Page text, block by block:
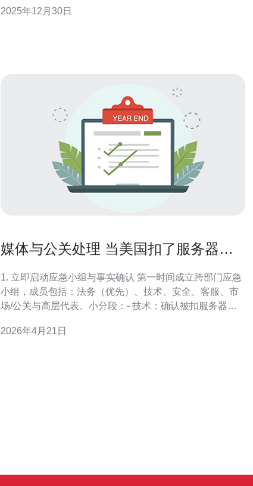
能有效提升网站的访问速度和稳定性。德讯电讯作为行业
2025年12月30日
媒体与公关处理 当美国扣了服务器后
1. 立即启动应急小组与事实确认 第一时间成立跨部门应急
小组，成员包括：法务（优先）、技术、安全、客服、市
场/公关与高层代表。小分段：- 技术：确认被扣服务器的
否存在数据泄露或被篡改的风险；- 法务：核查法律文书
2026年4月21日